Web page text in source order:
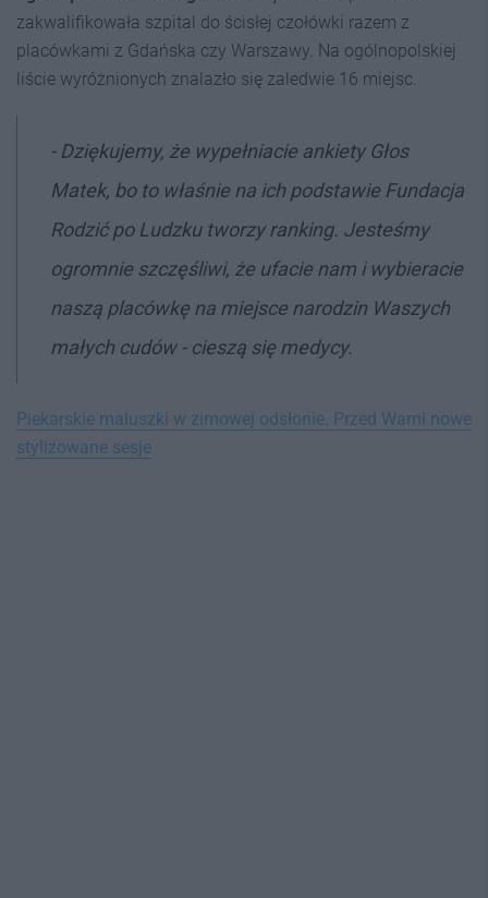
zakwalifikowała szpital do ścisłej czołówki razem z
placówkami z Gdańska czy Warszawy. Na ogólnopolskiej
liście wyróżnionych znalazło się zaledwie 16 miejsc.
- Dziękujemy, że wypełniacie ankiety Głos
Matek, bo to właśnie na ich podstawie Fundacja
Rodzić po Ludzku tworzy ranking. Jesteśmy
ogromnie szczęśliwi, że ufacie nam i wybieracie
naszą placówkę na miejsce narodzin Waszych
małych cudów - cieszą się medycy.
Piekarskie maluszki w zimowej odsłonie. Przed Wami nowe
stylizowane sesje